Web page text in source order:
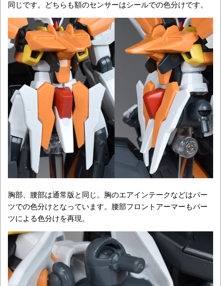
同じです。どちらも額のセンサーはシールでの色分けです。
胸部、腰部は通常版と同じ。胸のエアインテークなどはパー
ツでの色分けとなっています。腰部フロントアーマーもパー
ツによる色分けを再現。